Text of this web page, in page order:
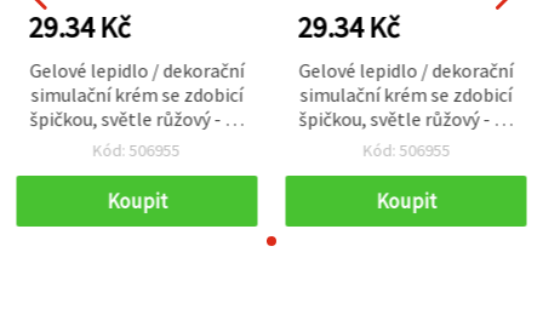
29.34 Kč
Gelové lepidlo / dekorační
simulační krém se zdobicí
špičkou, světle růžový - 50
ml
Kód: 506955
Koupit
29.34 Kč
Gelové lepidlo / dekorační
simulační krém se zdobicí
špičkou, světle růžový - 50
ml
Kód: 506955
Koupit